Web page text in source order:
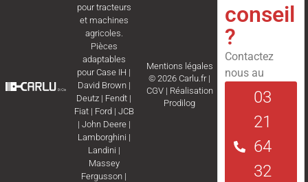
pour tracteurs
et machines
agricoles.
Pièces
adaptables
pourCase IH |
David Brown|
Deutz | Fendt |
Fiat| Ford | JCB
| John Deere|
Lamborghini |
Landini |
Massey
Fergusson |
Mentions légales
© 2026 Carlu.fr |
CGV| Réalisation
Prodilog
conseil
?
Contactez
nous au
03
21
64
32